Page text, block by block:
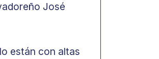
José
están con altas